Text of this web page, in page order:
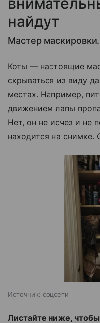
найдут
Мастер маскировки.
Коты — настоящие
скрываться из виду
местах. Например,
движением лапы
Нет, он не исчез и не
находится на снимке.
Источник: соцсети
Листайте ниже,